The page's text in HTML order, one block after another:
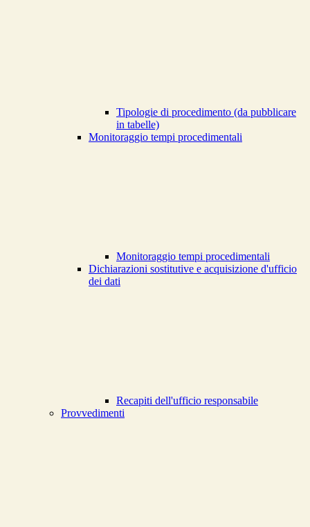
Tipologie di procedimento (da pubblicare
in tabelle)
Monitoraggio tempi procedimentali
Monitoraggio tempi procedimentali
Dichiarazioni sostitutive e acquisizione d'ufficio
dei dati
Recapiti dell'ufficio responsabile
Provvedimenti